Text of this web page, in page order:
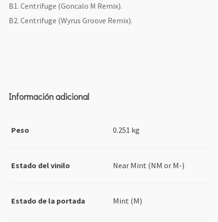
B1. Centrifuge (Goncalo M Remix).
B2. Centrifuge (Wyrus Groove Remix).
Información adicional
Peso 0.251 kg
Estado del vinilo Near Mint (NM or M-)
Estado de la portada Mint (M)